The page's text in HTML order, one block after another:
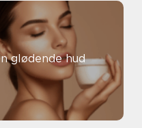
glødende hud